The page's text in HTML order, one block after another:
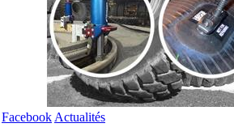
Facebook Actualités